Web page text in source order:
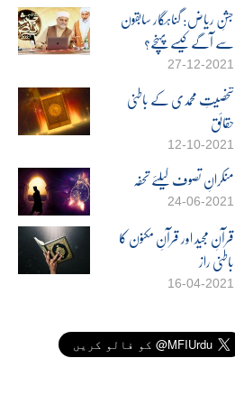
جشنِ ریاض: گناہگار سابقون
سے آگے کیسے پہنچے؟
27-12-2021
شخصیتِ محمدی کے باطنی
حقائق
12-10-2021
منکرانِ تصوف کیلئے تحفہ
24-06-2021
قرآنِ مجید اور قرآنِ مکنون کا
باطنی راز
16-04-2021